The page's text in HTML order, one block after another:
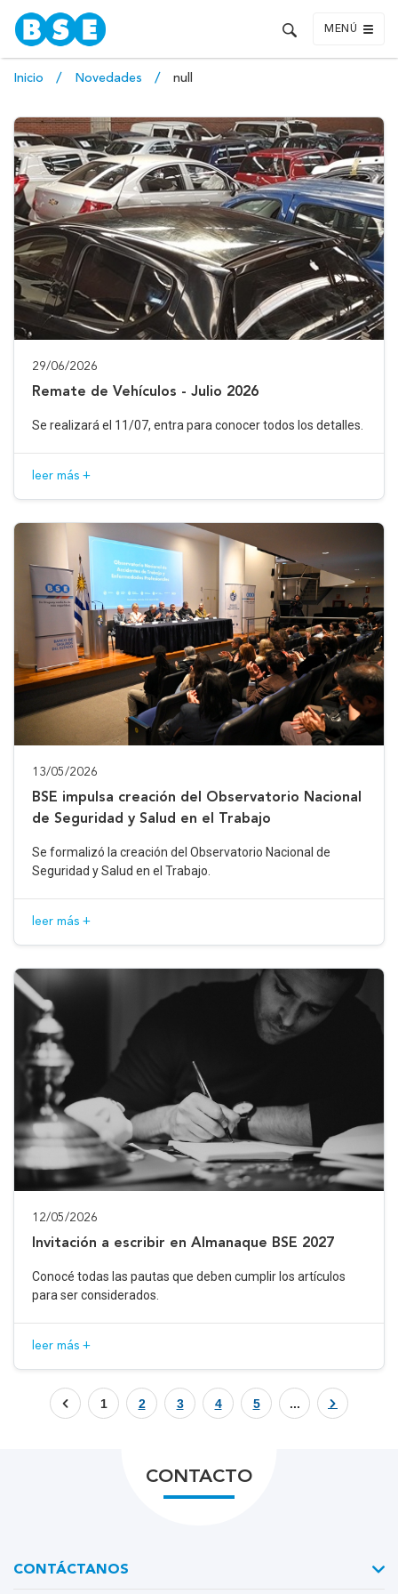
MENÚ
Inicio Novedades null
29/06/2026
Remate de Vehículos - Julio 2026
Se realizará el 11/07, entra para conocer todos los detalles.
leer más +
13/05/2026
BSE impulsa creación del Observatorio Nacional
de Seguridad y Salud en el Trabajo
Se formalizó la creación del Observatorio Nacional de
Seguridad y Salud en el Trabajo.
leer más +
12/05/2026
Invitación a escribir en Almanaque BSE 2027
Conocé todas las pautas que deben cumplir los artículos
para ser considerados.
leer más +
1 2 3 4 5 ...
CONTACTO
CONTÁCTANOS